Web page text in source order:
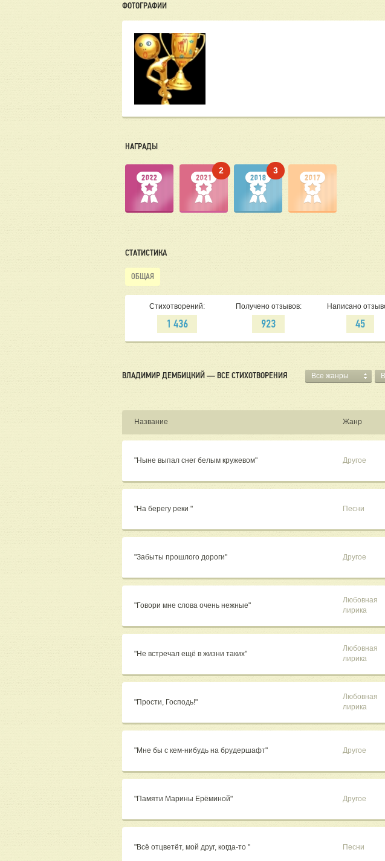
ФОТОГРАФИИ
НАГРАДЫ
2 3
СТАТИСТИКА
ОБЩАЯ
Стихотворений:
1 436
Получено отзывов:
923
Написано
45
ВЛАДИМИР ДЕМБИЦКИЙ — ВСЕ СТИХОТВОРЕНИЯ Все жанры
Название Жанр
"Ныне выпал снег белым кружевом" Другое
"На берегу реки " Песни
"Забыты прошлого дороги" Другое
"Говори мне слова очень нежные"
Любовная
лирика
"Не встречал ещё в жизни таких"
Любовная
лирика
"Прости, Господь!"
Любовная
лирика
"Мне бы с кем-нибудь на брудершафт" Другое
"Памяти Марины Ерёминой" Другое
"Всё отцветёт, мой друг, когда-то " Песни